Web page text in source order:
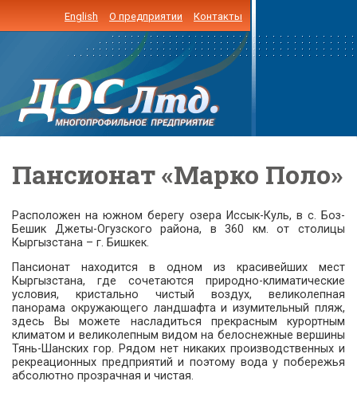
English О предприятии Контакты
Пансионат «Марко Поло»
Расположен на южном берегу озера Иссык-Куль, в с. Боз-
Бешик Джеты-Огузского района, в 360 км. от столицы
Кыргызстана – г. Бишкек.
Пансионат находится в одном из красивейших мест
Кыргызстана, где сочетаются природно-климатические
условия, кристально чистый воздух, великолепная
панорама окружающего ландшафта и изумительный пляж,
здесь Вы можете насладиться прекрасным курортным
климатом и великолепным видом на белоснежные вершины
Тянь-Шанских гор. Рядом нет никаких производственных и
рекреационных предприятий и поэтому вода у побережья
абсолютно прозрачная и чистая.